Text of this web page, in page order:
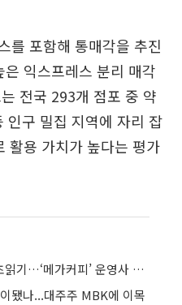
를 포함해 통매각을 추진
익스프레스 분리 매각
전국 293개 점포 중 약
인구 밀집 지역에 자리 잡
활용 가치가 높다는 평가
홈플러스익스프레스 본입찰 초읽기…‘메가커피’ 운영사 승기 잡나
됐나...대주주 MBK에 이목